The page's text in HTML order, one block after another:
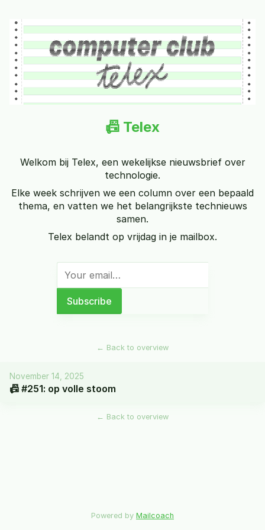
📠 Telex
Welkom bij Telex, een wekelijkse nieuwsbrief over
technologie.
Elke week schrijven we een column over een bepaald
thema, en vatten we het belangrijkste technieuws
samen.
Telex belandt op vrijdag in je mailbox.
← Back to overview
November 14, 2025
📠 #251: op volle stoom
← Back to overview
Powered by Mailcoach